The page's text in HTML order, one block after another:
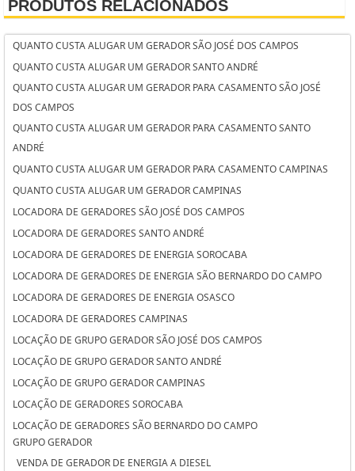
PRODUTOS RELACIONADOS
QUANTO CUSTA ALUGAR UM GERADOR SÃO JOSÉ DOS CAMPOS
QUANTO CUSTA ALUGAR UM GERADOR SANTO ANDRÉ
QUANTO CUSTA ALUGAR UM GERADOR PARA CASAMENTO SÃO JOSÉ
DOS CAMPOS
QUANTO CUSTA ALUGAR UM GERADOR PARA CASAMENTO SANTO
ANDRÉ
QUANTO CUSTA ALUGAR UM GERADOR PARA CASAMENTO CAMPINAS
QUANTO CUSTA ALUGAR UM GERADOR CAMPINAS
LOCADORA DE GERADORES SÃO JOSÉ DOS CAMPOS
LOCADORA DE GERADORES SANTO ANDRÉ
LOCADORA DE GERADORES DE ENERGIA SOROCABA
LOCADORA DE GERADORES DE ENERGIA SÃO BERNARDO DO CAMPO
LOCADORA DE GERADORES DE ENERGIA OSASCO
LOCADORA DE GERADORES CAMPINAS
LOCAÇÃO DE GRUPO GERADOR SÃO JOSÉ DOS CAMPOS
LOCAÇÃO DE GRUPO GERADOR SANTO ANDRÉ
LOCAÇÃO DE GRUPO GERADOR CAMPINAS
LOCAÇÃO DE GERADORES SOROCABA
LOCAÇÃO DE GERADORES SÃO BERNARDO DO CAMPO
LOCAÇÃO DE GERADORES PARA CASAMENTO SOROCABA
LOCAÇÃO DE GERADORES PARA CASAMENTO SÃO BERNARDO DO
GRUPO GERADOR
VENDA DE GERADOR DE ENERGIA A DIESEL